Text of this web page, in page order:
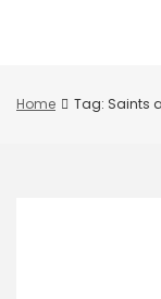
Home Tag: Saints